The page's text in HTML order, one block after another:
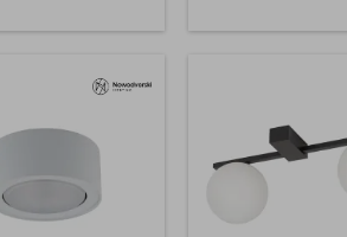
Kollektion
gleichen